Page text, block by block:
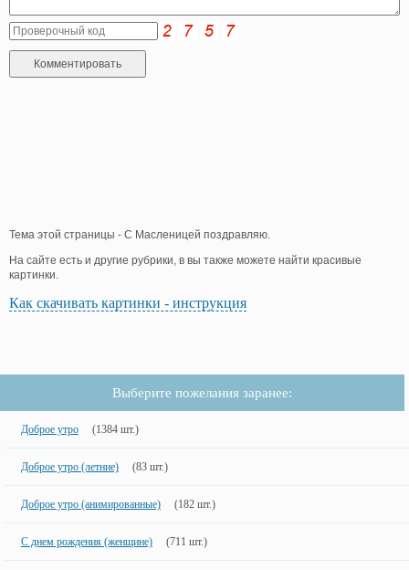
Тема этой страницы - С Масленицей поздравляю.
На сайте есть и другие рубрики, в вы также можете найти красивые
картинки.
Как скачивать картинки - инструкция
Выберите пожелания заранее:
Доброе утро (1384 шт.)
Доброе утро (летние) (83 шт.)
Доброе утро (анимированные) (182 шт.)
С днем рождения (женщине) (711 шт.)